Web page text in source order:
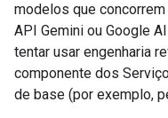
modelos que
API Gemini ou Google
tentar usar engenharia
componente dos
de base (por exemplo,